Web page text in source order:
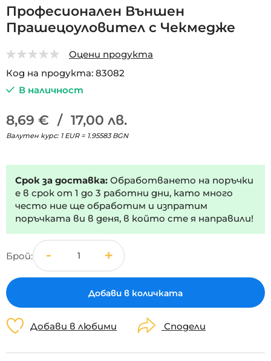
към
началото
галерия
снимки
Професионален Външен
Прашецоуловител с Чекмедже
Оцени продукта
Код на продукта 83082
В наличност
8,69 € / 17,00 лв.
Валутен курс: 1 EUR = 1.95583 BGN
Срок за доставка: Обработването на поръчки
е в срок от 1 до 3 работни дни, като много
често ние ще обработим и изпратим
поръчката ви в деня, в който сте я направили!
Брой
Добави в количката
Добави в любими Сподели